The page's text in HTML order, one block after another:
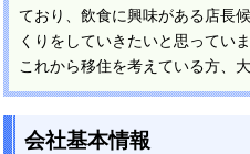
ており、飲食に興味がある店長
くりをしていきたいと思っていま
これから移住を考えている方、大
会社基本情報